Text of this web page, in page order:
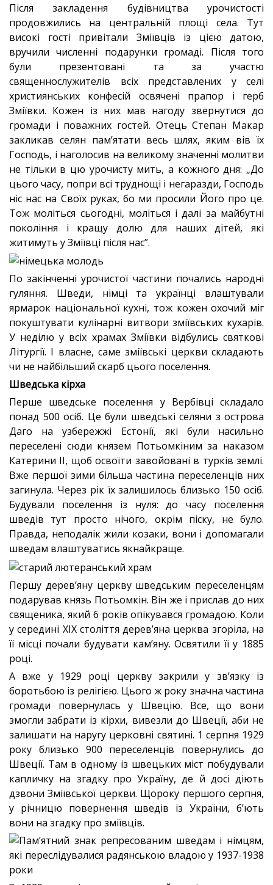
Після закладення будівництва урочистості
продовжились на центральній площі села. Тут
високі гості привітали Зміївців із цією датою,
вручили численні подарунки громаді. Після того
були презентовані та за участю
священнослужителів всіх представлених у селі
християнських конфесій освячені прапор і герб
Зміївки. Кожен із них мав нагоду звернутися до
громади і поважних гостей. Отець Степан Макар
закликав селян пам’ятати весь шлях, яким вів їх
Господь, і наголосив на великому значенні молитви
не тільки в цю урочисту мить, а кожного дня: „До
цього часу, попри всі труднощі і негаразди, Господь
ніс нас на Своїх руках, бо ми просили Його про це.
Тож моліться сьогодні, моліться і далі за майбутні
покоління і кращу долю для наших дітей, які
житимуть у Зміївці після нас”.
По закінченні урочистої частини почались народні
гуляння. Шведи, німці та українці влаштували
ярмарок національної кухні, тож кожен охочий міг
покуштувати кулінарні витвори зміївських кухарів.
У неділю у всіх храмах Зміївки відбулись святкові
Літургії. І власне, саме зміївські церкви складають
чи не найбільший скарб цього поселення.
Шведська кірха
Перше шведське поселення у Вербівці складало
понад 500 осіб. Це були шведські селяни з острова
Даго на узбережжі Естонії, які були насильно
переселені сюди князем Потьомкіним за наказом
Катерини II, щоб освоїти завойовані в турків землі.
Вже першої зими більша частина переселенців них
загинула. Через рік їх залишилось близько 150 осіб.
Будували поселення із нуля: до часу поселення
шведів тут просто нічого, окрім піску, не було.
Правда, неподалік жили козаки, вони і допомагали
шведам влаштуватись якнайкраще.
Першу дерев’яну церкву шведським переселенцям
подарував князь Потьомкін. Він же і прислав до них
священика, який 6 років опікувався громадою. Коли
у середині XIX століття дерев’яна церква згоріла, на
її місці почали будувати кам’яну. Освятили її у 1885
році.
А вже у 1929 році церкву закрили у зв’язку із
боротьбою із релігією. Цього ж року значна частина
громади повернулась у Швецію. Все, що вони
змогли забрати із кірхи, вивезли до Швеції, аби не
залишати на наругу церковні святині. 1 серпня 1929
року близько 900 переселенців повернулись до
Швеції. Там в одному із швецьких міст побудували
капличку на згадку про Україну, де й досі діють
дзвони Зміївської церкви. Щороку першого серпня,
у річницю повернення шведів із України, б’ють
вони на згадку про зміївців.